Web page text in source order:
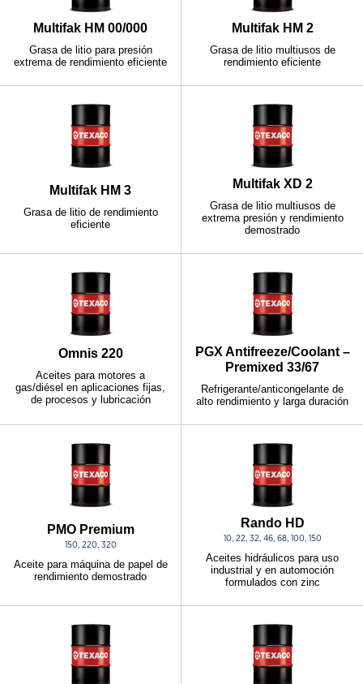
Multifak HM 00/000
Grasa de litio para presión
extrema de rendimiento eficiente
Multifak HM 2
Grasa de litio multiusos de
rendimiento eficiente
Multifak HM 3
Grasa de litio de rendimiento
eficiente
Multifak XD 2
Grasa de litio multiusos de
extrema presión y rendimiento
demostrado
Omnis 220
Aceites para motores a
gas/diésel en aplicaciones fijas,
de procesos y lubricación
PGX Antifreeze/Coolant –
Premixed 33/67
Refrigerante/anticongelante de
alto rendimiento y larga duración
PMO Premium
150, 220, 320
Aceite para máquina de papel de
rendimiento demostrado
Rando HD
10, 22, 32, 46, 68, 100, 150
Aceites hidráulicos para uso
industrial y en automoción
formulados con zinc